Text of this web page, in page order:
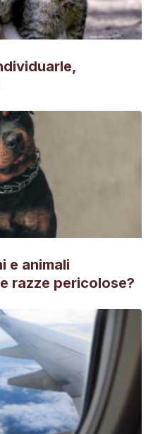
e animali
razze pericolose?